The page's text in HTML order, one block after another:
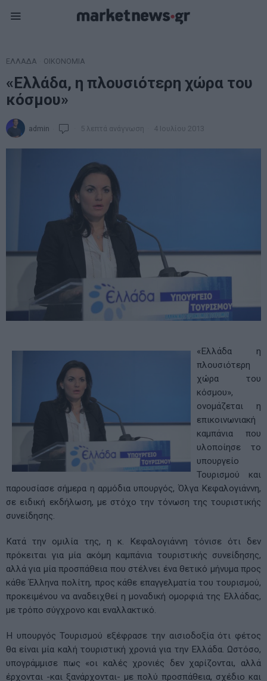
ΕΛΛΑΔΑ ΟΙΚΟΝΟΜΙΑ
«Ελλάδα, η πλουσιότερη χώρα του
κόσμου»
admin 5 λεπτά ανάγνωση 4 Ιουλίου 2013
«Ελλάδα η
πλουσιότερη
χώρα του
κόσμου»,
ονομάζεται η
επικοινωνιακή
καμπάνια που
υλοποίησε το
υπουργείο
Τουρισμού και
παρουσίασε σήμερα η αρμόδια υπουργός, Όλγα Κεφαλογιάννη,
σε ειδική εκδήλωση, με στόχο την τόνωση της τουριστικής
συνείδησης.
Κατά την ομιλία της, η κ. Κεφαλογιάννη τόνισε ότι δεν
πρόκειται για μία ακόμη καμπάνια τουριστικής συνείδησης,
αλλά για μία προσπάθεια που στέλνει ένα θετικό μήνυμα προς
κάθε Έλληνα πολίτη, προς κάθε επαγγελματία του τουρισμού,
προκειμένου να αναδειχθεί η μοναδική ομορφιά της Ελλάδας,
με τρόπο σύγχρονο και εναλλακτικό.
Η υπουργός Τουρισμού εξέφρασε την αισιοδοξία ότι φέτος
θα είναι μία καλή τουριστική χρονιά για την Ελλάδα. Ωστόσο,
υπογράμμισε πως «οι καλές χρονιές δεν χαρίζονται, αλλά
έρχονται -και ξανάρχονται- με πολύ προσπάθεια, σχέδιο και